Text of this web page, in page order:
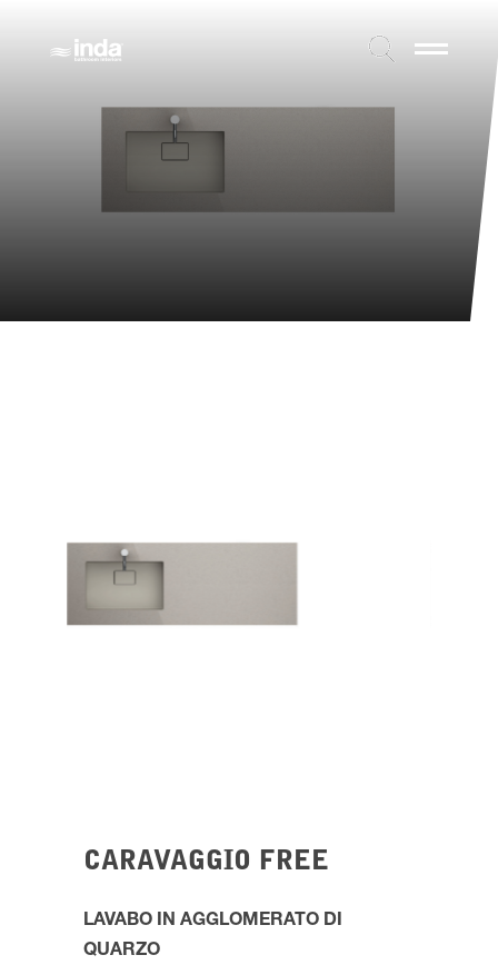
CARAVAGGIO FREE
LAVABO IN AGGLOMERATO DI
QUARZO